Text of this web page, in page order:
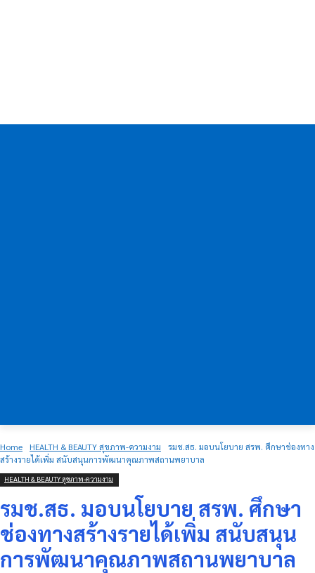
Home HEALTH & BEAUTY สุขภาพ-ความงาม
รมช.สธ. มอบนโยบาย สรพ. ศึกษาช่องทาง
สร้างรายได้เพิ่ม สนับสนุนการพัฒนาคุณภาพสถานพยาบาล
HEALTH & BEAUTY สุขภาพ-ความงาม
รมช.สธ. มอบนโยบาย สรพ. ศึกษา
ช่องทางสร้างรายได้เพิ่ม สนับสนุน
การพัฒนาคุณภาพสถานพยาบาล